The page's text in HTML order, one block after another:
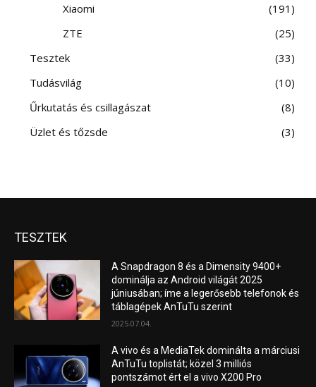
Xiaomi
191
ZTE
25
Tesztek
33
Tudásvilág
10
Űrkutatás és csillagászat
8
Üzlet és tőzsde
3
TESZTEK
A Snapdragon 8 és a Dimensity 9400+
dominálja az Android világát 2025
júniusában; íme a legerősebb telefonok és
táblagépek AnTuTu szerint
2025.07.04.
A vivo és a MediaTek dominálta a márciusi
AnTuTu toplistát; közel 3 milliós
pontszámot ért el a vivo X200 Pro